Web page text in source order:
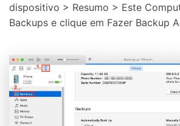
dispositivo > Resumo > Este
Backups e clique em Fazer Backup